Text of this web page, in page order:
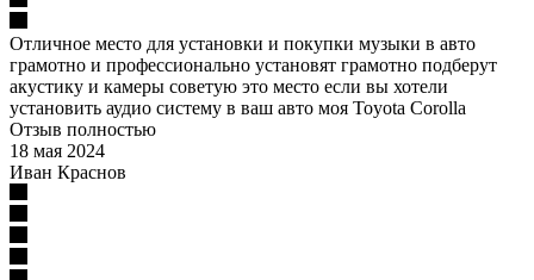
Отличное место для установки и покупки музыки в авто
грамотно и профессионально установят грамотно подберут
акустику и камеры советую это место если вы хотели
установить аудио систему в ваш авто моя Toyota Corolla
Отзыв полностью
18 мая 2024
Иван Краснов